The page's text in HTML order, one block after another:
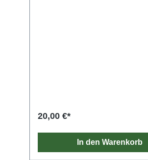
20,00 €*
In den Warenkorb